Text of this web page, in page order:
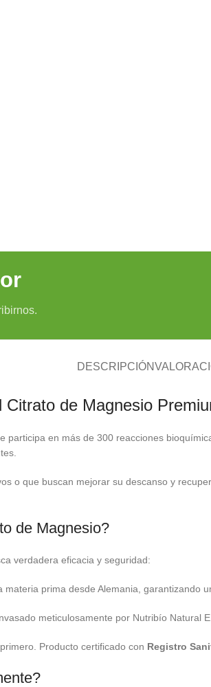
DESCRIPCIÓN
de Magnesio
participa en más de 300 reacciones
o que buscan mejorar su descanso y
de Magnesio?
verdadera eficacia y seguridad:
materia prima desde Alemania, garantizando
meticulosamente por Nutribío Natural
Producto certificado con Registro